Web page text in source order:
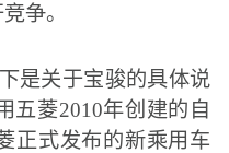
争。
是关于宝骏的具体说
五菱2010年创建的自
正式发布的新乘用车